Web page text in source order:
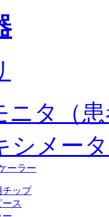
ニタ（
シメー
ーラー
チップ
ス